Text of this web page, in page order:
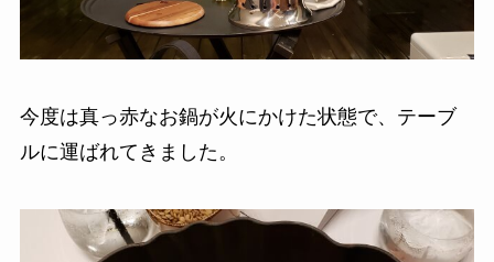
今度は真っ赤なお鍋が火にかけた状態で、テーブ
ルに運ばれてきました。